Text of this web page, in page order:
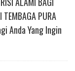
PURA
Anda Yang Ingin